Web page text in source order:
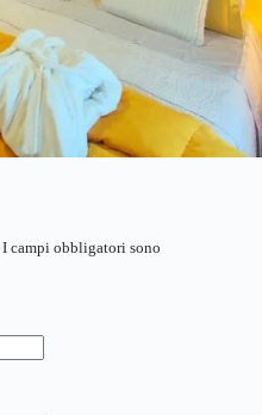
I campi obbligatori sono